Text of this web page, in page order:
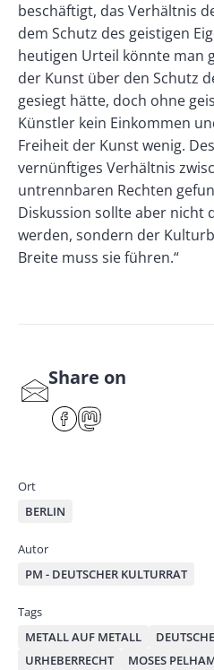
beschäftigt, das Verhältnis
dem Schutz des geistigen
heutigen Urteil könnte man
der Kunst über den Schutz
gesiegt hätte, doch ohne
Künstler kein Einkommen
Freiheit der Kunst wenig.
vernünftiges Verhältnis
untrennbaren Rechten
Diskussion sollte aber nicht
werden, sondern der
Breite muss sie führen.“
S
Share on
F
Ort
BERLIN
Autor
PM - DEUTSCHER KULTURRAT
Tags
METALL AUF METALL
URHEBERRECHT
MOSES